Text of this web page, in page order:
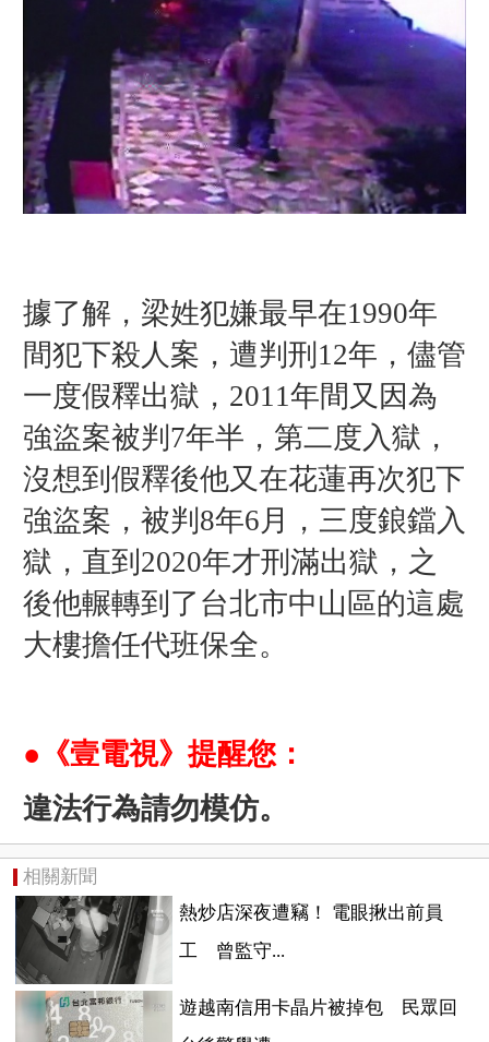
據了解，梁姓犯嫌最早在1990年
間犯下殺人案，遭判刑12年，儘管
一度假釋出獄，2011年間又因為
強盜案被判7年半，第二度入獄，
沒想到假釋後他又在花蓮再次犯下
強盜案，被判8年6月，三度鋃鐺入
獄，直到2020年才刑滿出獄，之
後他輾轉到了台北市中山區的這處
大樓擔任代班保全。
●《壹電視》提醒您：
違法行為請勿模仿。
相關新聞
熱炒店深夜遭竊！ 電眼揪出前員
工 曾監守...
遊越南信用卡晶片被掉包 民眾回